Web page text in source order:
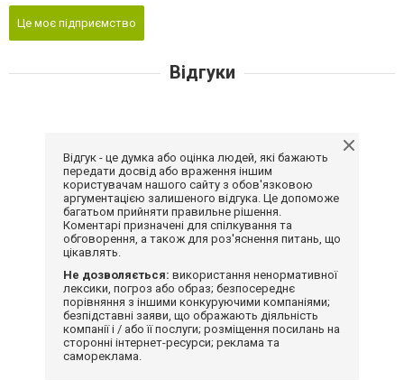
Це моє підприємство
Відгуки
Відгук - це думка або оцінка людей, які бажають
передати досвід або враження іншим
користувачам нашого сайту з обов'язковою
аргументацією залишеного відгука. Це допоможе
багатьом прийняти правильне рішення.
Коментарі призначені для спілкування та
обговорення, а також для роз'яснення питань, що
цікавлять.
Не дозволяється: використання ненормативної
лексики, погроз або образ; безпосереднє
порівняння з іншими конкуруючими компаніями;
безпідставні заяви, що ображають діяльність
компанії і / або її послуги; розміщення посилань на
сторонні інтернет-ресурси; реклама та
самореклама.